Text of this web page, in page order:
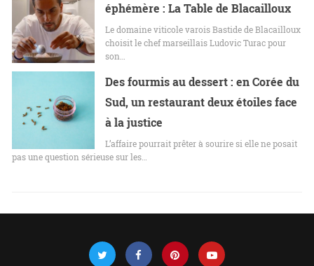
éphémère : La Table de Blacailloux
Le domaine viticole varois Bastide de Blacailloux
choisit le chef marseillais Ludovic Turac pour
son…
Des fourmis au dessert : en Corée du
Sud, un restaurant deux étoiles face
à la justice
L’affaire pourrait prêter à sourire si elle ne posait
pas une question sérieuse sur les…